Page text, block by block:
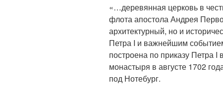
«…деревянная церковь в
флота апостола Андрея
архитектурный, но и
Петра I и важнейшим
построена по приказу Петра
монастыря в августе 1702
под Нотебург.